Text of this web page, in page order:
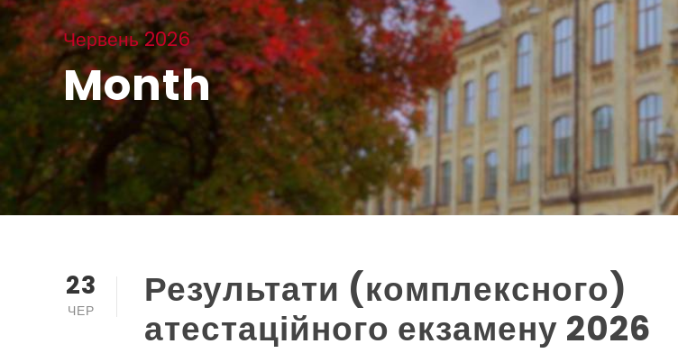
Червень 2026
Month
23
ЧЕР
Результати (комплексного)
атестаційного екзамену 2026